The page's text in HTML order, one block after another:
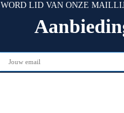
WORD LID VAN ONZE